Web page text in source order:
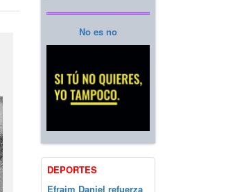
No es no
DEPORTES
Efraim Daniel refuerza